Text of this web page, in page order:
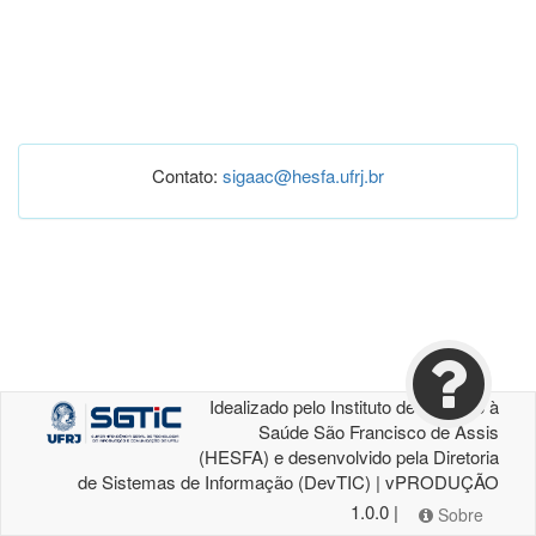
Contato: sigaac@hesfa.ufrj.br
Idealizado pelo Instituto de Atenção à
Saúde São Francisco de Assis
(HESFA) e desenvolvido pela Diretoria
de Sistemas de Informação (DevTIC) | vPRODUÇÃO
1.0.0 |
Sobre